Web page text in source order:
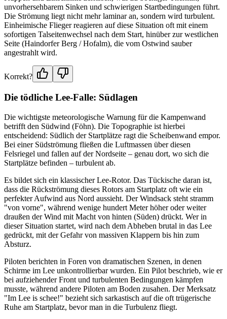
unvorhersehbarem Sinken und schwierigen Startbedingungen führt.
Die Strömung liegt nicht mehr laminar an, sondern wird turbulent.
Einheimische Flieger reagieren auf diese Situation oft mit einem
sofortigen Talseitenwechsel nach dem Start, hinüber zur westlichen
Seite (Haindorfer Berg / Hofalm), die vom Ostwind sauber
angestrahlt wird.
Korrekt?
Die tödliche Lee-Falle: Südlagen
Die wichtigste meteorologische Warnung für die Kampenwand
betrifft den Südwind (Föhn). Die Topographie ist hierbei
entscheidend: Südlich der Startplätze ragt die Scheibenwand empor.
Bei einer Südströmung fließen die Luftmassen über diesen
Felsriegel und fallen auf der Nordseite – genau dort, wo sich die
Startplätze befinden – turbulent ab.
Es bildet sich ein klassischer Lee-Rotor. Das Tückische daran ist,
dass die Rückströmung dieses Rotors am Startplatz oft wie ein
perfekter Aufwind aus Nord aussieht. Der Windsack steht stramm
"von vorne", während wenige hundert Meter höher oder weiter
draußen der Wind mit Macht von hinten (Süden) drückt. Wer in
dieser Situation startet, wird nach dem Abheben brutal in das Lee
gedrückt, mit der Gefahr von massiven Klappern bis hin zum
Absturz.
Piloten berichten in Foren von dramatischen Szenen, in denen
Schirme im Lee unkontrollierbar wurden. Ein Pilot beschrieb, wie er
bei aufziehender Front und turbulenten Bedingungen kämpfen
musste, während andere Piloten am Boden zusahen. Der Merksatz
"Im Lee is schee!" bezieht sich sarkastisch auf die oft trügerische
Ruhe am Startplatz, bevor man in die Turbulenz fliegt.